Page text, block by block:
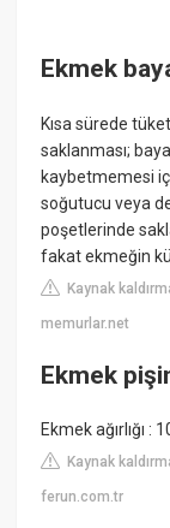
Ekmek
Kısa sürede
saklanması;
kaybetmemesi
soğutucu veya
poşetlerinde
fakat ekmeğin
Kaynak
memurlar.net
Ekmek
Ekmek ağırlığı :
Kaynak
ferun.com.tr